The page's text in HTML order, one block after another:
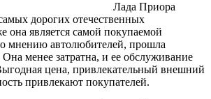
Лада Приора
дорогих отечественных
она является самой покупаемой
мнению автолюбителей, прошла
менее затратна, и ее обслуживание
цена, привлекательный внешний
привлекают покупателей.